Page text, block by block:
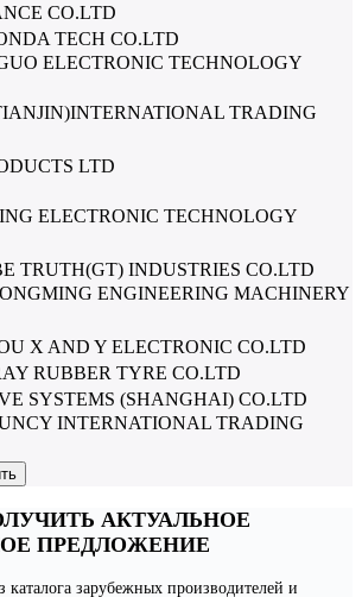
CO.LTD
TECH CO.LTD
ELECTRONIC TECHNOLOGY
TRADING
LTD
ELECTRONIC TECHNOLOGY
TRUTH(GT) INDUSTRIES CO.LTD
ENGINEERING MACHINERY
X AND Y ELECTRONIC CO.LTD
RUBBER TYRE CO.LTD
SYSTEMS (SHANGHAI) CO.LTD
INTERNATIONAL TRADING
АКТУАЛЬНОЕ
ПРЕДЛОЖЕНИЕ
каталога зарубежных производителей и